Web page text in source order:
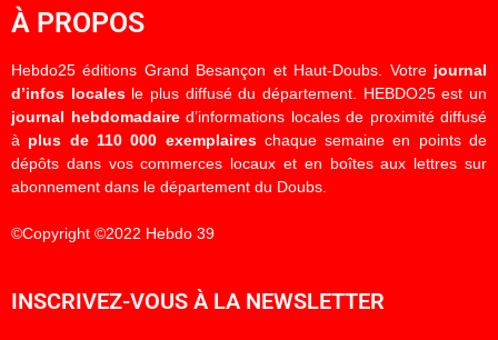
À PROPOS
Hebdo25 éditions Grand Besançon et Haut-Doubs. Votre journal
d’infos localesle plus diffusé du département. HEBDO25 est un
journal hebdomadaired’informations locales de proximité diffusé
à plus de 110 000 exemplaireschaque semaine en points de
dépôts dans vos commerces locaux et en boîtes aux lettres sur
abonnement dans le département du Doubs.
©Copyright ©2022 Hebdo 39
INSCRIVEZ-VOUS À LA NEWSLETTER